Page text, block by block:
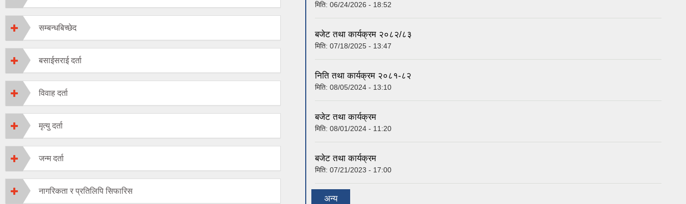
सम्बन्धबिच्छेद
बसाईसराई दर्ता
विवाह दर्ता
मृत्यु दर्ता
जन्म दर्ता
नागरिकता र प्रतिलिपि सिफारिस
मिति: 06/24/2026 - 18:52
बजेट तथा कार्यक्रम २०८२/८३
मिति: 07/18/2025 - 13:47
निति तथा कार्यक्रम २०८१-८२
मिति: 08/05/2024 - 13:10
बजेट तथा कार्यक्रम
मिति: 08/01/2024 - 11:20
बजेट तथा कार्यक्रम
मिति: 07/21/2023 - 17:00
अन्य